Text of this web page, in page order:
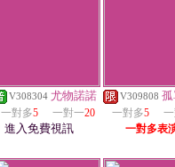
V308304 尤物諾諾
一對多5 一對一20
進入免費視訊
V309808
一對多5
一對多表